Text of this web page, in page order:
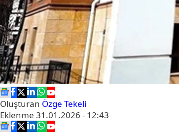
Oluşturan Özge Tekeli
Eklenme 31.01.2026 - 12:43